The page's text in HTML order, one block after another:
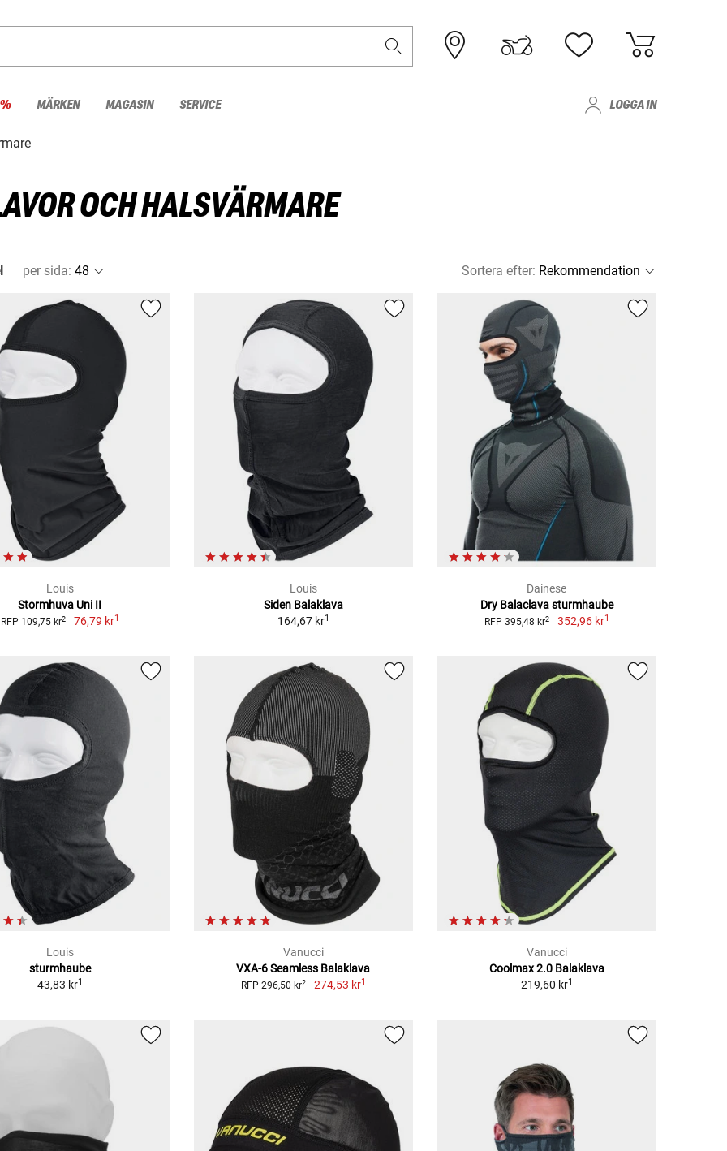
MÄRKEN MAGASIN SERVICE LOGGA IN
OCH HALSVÄRMARE
per sida: Sortera efter:
Louis
Stormhuva Uni II
RFP 109,75 kr2 76,79 kr1
Louis
Siden Balaklava
164,67 kr1
Dainese
Dry Balaclava sturmhaube
RFP 395,48 kr2 352,96 kr1
Louis
sturmhaube
43,83 kr1
Vanucci
VXA-6 Seamless Balaklava
RFP 296,50 kr2 274,53 kr1
Vanucci
Coolmax 2.0 Balaklava
219,60 kr1